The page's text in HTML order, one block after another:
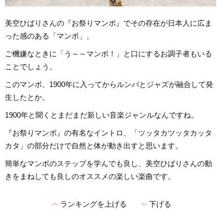
美空ひばりさんの『お祭りマンボ』でその存在が日本人に広ま
った感のある「マンボ」。
ご機嫌なときに「う～～マンボ！」と口にするお調子者もいる
ことでしょう。
このマンボ、1900年に入ってからルンバとジャズが融合して発
生したとか。
1900年と聞くとまだまだ新しい音楽ジャンルなんですね。
『お祭りマンボ』の有名なイントロ、「ツッタカツッタカッタ
カタ」の部分だけで自然と体が動き出すと思います。
簡単なマンボのステップを学んでも良し、美空ひばりさんの動
きをまねしても良しのオススメの楽しい楽曲です。
expand_lessランキングを上げる expand_more下げる